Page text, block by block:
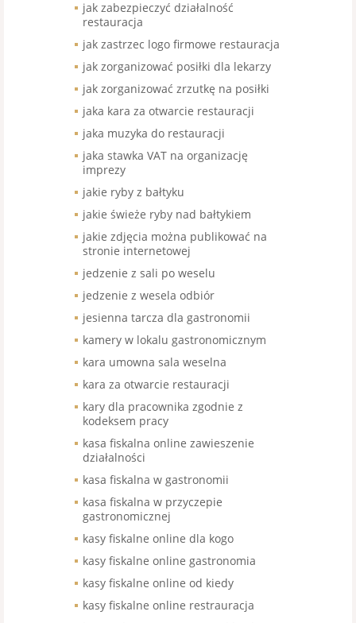
jak zabezpieczyć działalność
restauracja
jak zastrzec logo firmowe restauracja
jak zorganizować posiłki dla lekarzy
jak zorganizować zrzutkę na posiłki
jaka kara za otwarcie restauracji
jaka muzyka do restauracji
jaka stawka VAT na organizację
imprezy
jakie ryby z bałtyku
jakie świeże ryby nad bałtykiem
jakie zdjęcia można publikować na
stronie internetowej
jedzenie z sali po weselu
jedzenie z wesela odbiór
jesienna tarcza dla gastronomii
kamery w lokalu gastronomicznym
kara umowna sala weselna
kara za otwarcie restauracji
kary dla pracownika zgodnie z
kodeksem pracy
kasa fiskalna online zawieszenie
działalności
kasa fiskalna w gastronomii
kasa fiskalna w przyczepie
gastronomicznej
kasy fiskalne online dla kogo
kasy fiskalne online gastronomia
kasy fiskalne online od kiedy
kasy fiskalne online restrauracja